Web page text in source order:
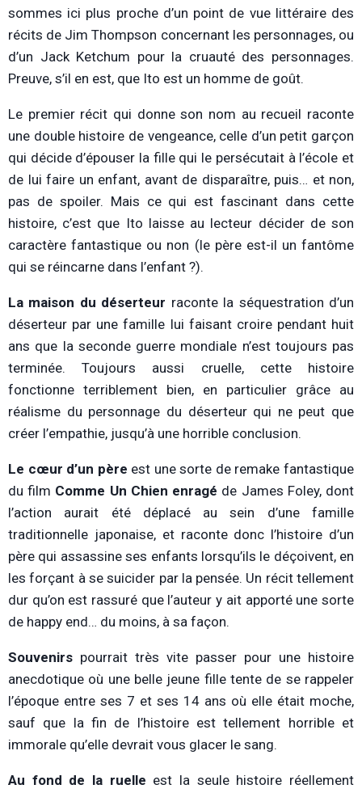
sommes ici plus proche d’un point de vue littéraire des
récits de Jim Thompson concernant les personnages, ou
d’un Jack Ketchum pour la cruauté des personnages.
Preuve, s’il en est, que Ito est un homme de goût.
Le premier récit qui donne son nom au recueil raconte
une double histoire de vengeance, celle d’un petit garçon
qui décide d’épouser la fille qui le persécutait à l’école et
de lui faire un enfant, avant de disparaître, puis… et non,
pas de spoiler. Mais ce qui est fascinant dans cette
histoire, c’est que Ito laisse au lecteur décider de son
caractère fantastique ou non (le père est-il un fantôme
qui se réincarne dans l’enfant ?).
La maison du déserteur raconte la séquestration d’un
déserteur par une famille lui faisant croire pendant huit
ans que la seconde guerre mondiale n’est toujours pas
terminée. Toujours aussi cruelle, cette histoire
fonctionne terriblement bien, en particulier grâce au
réalisme du personnage du déserteur qui ne peut que
créer l’empathie, jusqu’à une horrible conclusion.
Le cœur d’un père est une sorte de remake fantastique
du film Comme Un Chien enragé de James Foley, dont
l’action aurait été déplacé au sein d’une famille
traditionnelle japonaise, et raconte donc l’histoire d’un
père qui assassine ses enfants lorsqu’ils le déçoivent, en
les forçant à se suicider par la pensée. Un récit tellement
dur qu’on est rassuré que l’auteur y ait apporté une sorte
de happy end… du moins, à sa façon.
Souvenirs pourrait très vite passer pour une histoire
anecdotique où une belle jeune fille tente de se rappeler
l’époque entre ses 7 et ses 14 ans où elle était moche,
sauf que la fin de l’histoire est tellement horrible et
immorale qu’elle devrait vous glacer le sang.
Au fond de la ruelle est la seule histoire réellement